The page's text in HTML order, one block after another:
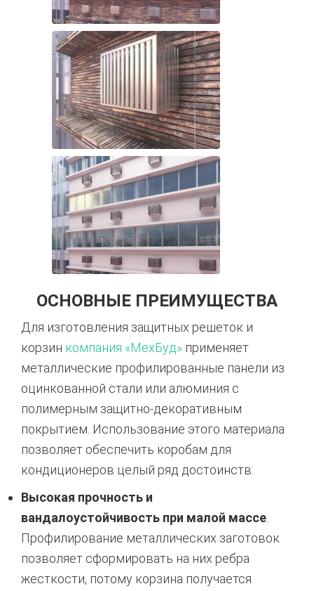
ОСНОВНЫЕ ПРЕИМУЩЕСТВА
Для изготовления защитных решеток и
корзин компания «МехБуд» применяет
металлические профилированные панели из
оцинкованной стали или алюминия с
полимерным защитно-декоративным
покрытием. Использование этого материала
позволяет обеспечить коробам для
кондиционеров целый ряд достоинств:
Высокая прочность и
вандалоустойчивость при малой массе.
Профилирование металлических заготовок
позволяет сформировать на них ребра
жесткости, потому корзина получается